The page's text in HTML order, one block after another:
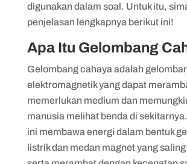
digunakan dalam soal. Untuk itu,
penjelasan lengkapnya berikut ini!
Apa Itu Gelombang
Gelombang cahaya adalah
elektromagnetik yang dapat
memerlukan medium dan
manusia melihat benda di
ini membawa energi dalam bentuk
listrik dan medan magnet yang